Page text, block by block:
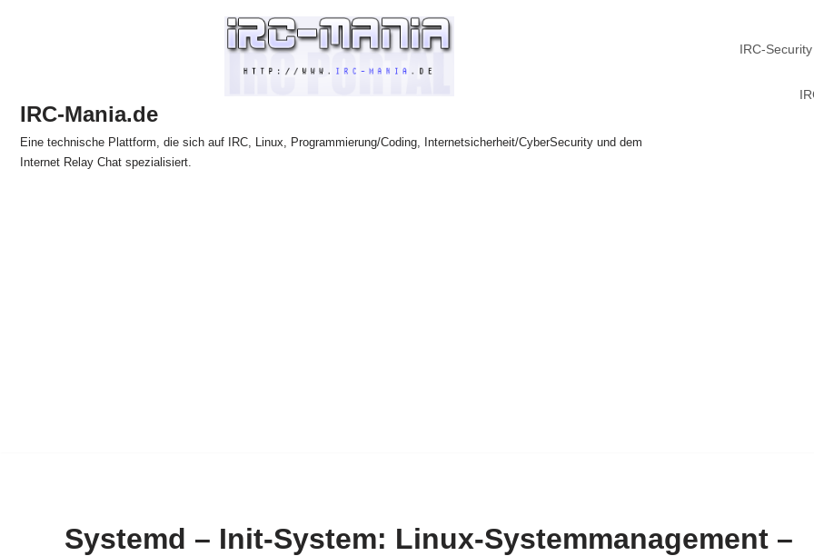
IRC-Mania.de
Eine technische Plattform, die sich auf IRC, Linux, Programmierung/Coding, Internetsicherheit/CyberSecurity und dem
Internet Relay Chat spezialisiert.
IRC-Security
Systemd – Init-System: Linux-Systemmanagement –